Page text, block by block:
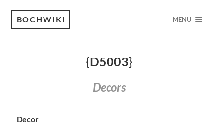
BOCHWIKI MENU
{D5003}
Decors
Decor